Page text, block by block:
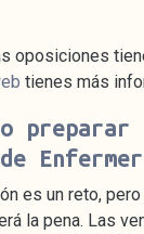
oposiciones
tienes más
preparar
es un reto,
la pena. Las